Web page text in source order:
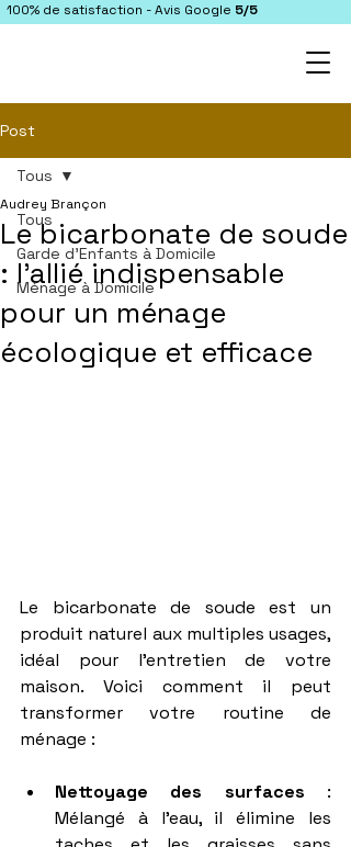
100% de satisfaction - Avis Google 5/5
Post
Tous
Garde d'Enfants à Domicile
Ménage à Domicile
Tous
Le bicarbonate de soude
: l'allié indispensable
pour un ménage
écologique et efficace
Audrey Brançon
Le bicarbonate de soude est un
produit naturel aux multiples usages,
idéal pour l’entretien de votre
maison. Voici comment il peut
transformer votre routine de
ménage :
Nettoyage des surfaces :
Mélangé à l'eau, il élimine les